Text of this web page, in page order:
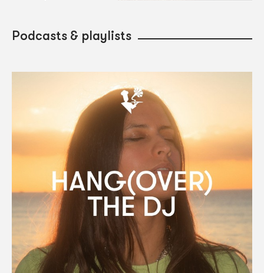
Podcasts & playlists